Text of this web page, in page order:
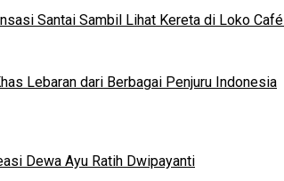
Santai Sambil Lihat Kereta di Loko
Lebaran dari Berbagai Penjuru Indonesia
Dewa Ayu Ratih Dwipayanti